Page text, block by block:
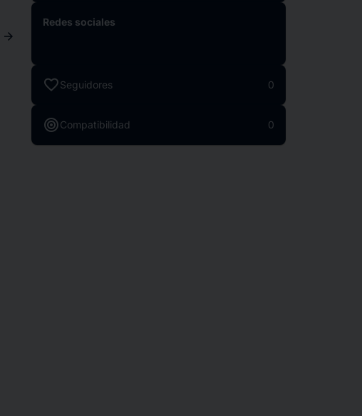
arrow_forward
Redes sociales
favoriteSeguidores 0
targetCompatibilidad 0